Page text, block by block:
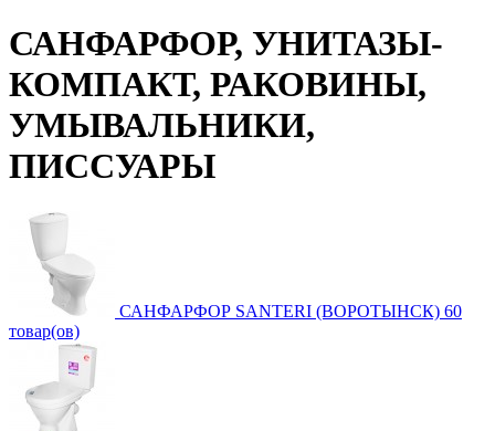
САНФАРФОР, УНИТАЗЫ-
КОМПАКТ, РАКОВИНЫ,
УМЫВАЛЬНИКИ,
ПИССУАРЫ
САНФАРФОР SANTERI (ВОРОТЫНСК) 60
товар(ов)